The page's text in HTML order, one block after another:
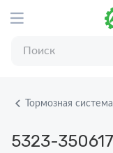
Тормозная система
5323-